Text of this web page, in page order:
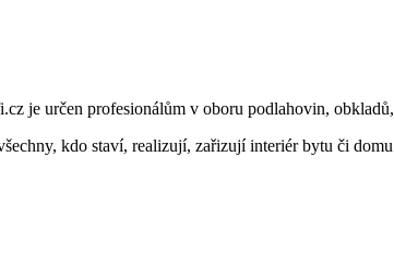
je určen profesionálům v oboru podlahovin,
kdo staví, realizují, zařizují interiér bytu či